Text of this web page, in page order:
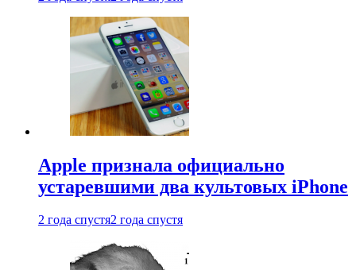
Apple признала официально
устаревшими два культовых iPhone
2 года спустя2 года спустя